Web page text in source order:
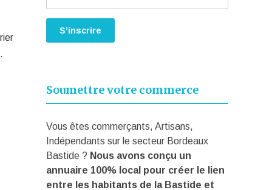
Soumettre votre commerce
Vous êtes commerçants, Artisans,
Indépendants sur le secteur Bordeaux
Bastide ? Nous avons conçu un
annuaire 100% local pour créer le lien
entre les habitants de la Bastide et